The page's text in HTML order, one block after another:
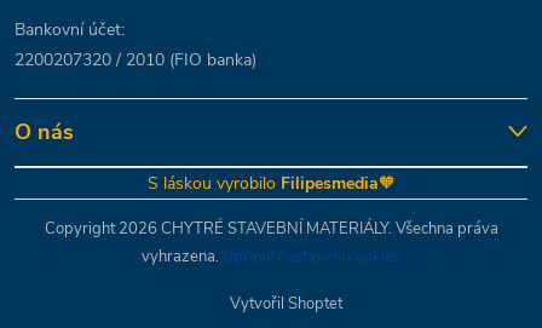
Bankovní účet:
2200207320 / 2010 (FIO banka)
O nás
S láskou vyrobilo Filipesmedia🧡
Vytvořil Shoptet
Copyright 2026 CHYTRÉ STAVEBNÍ MATERIÁLY. Všechna práva
vyhrazena. Upravit nastavení cookies